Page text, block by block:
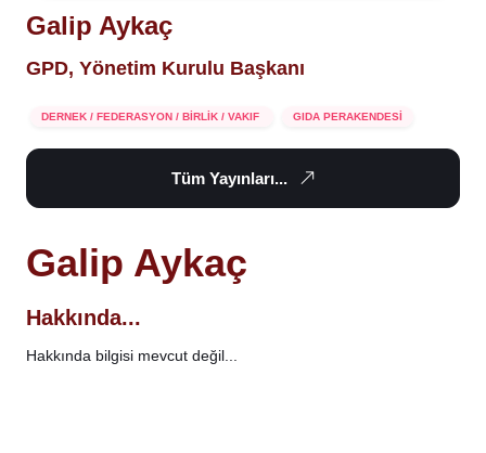
Galip Aykaç
GPD, Yönetim Kurulu Başkanı
DERNEK / FEDERASYON / BİRLİK / VAKIF GIDA PERAKENDESİ
Tüm Yayınları...
Galip Aykaç
Hakkında...
Hakkında bilgisi mevcut değil...